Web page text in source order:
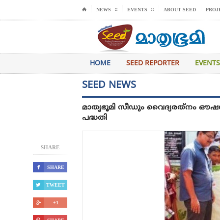
⌂ NEWS EVENTS ABOUT SEED
HOME SEED REPORTER EVENTS
SHARE
 SHARE
 TWEET
 +1
SEED NEWS
മാതൃഭൂമി സീഡും വൈദ്യരത്‌നം
പദ്ധതി